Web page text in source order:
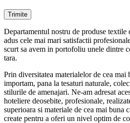
Departamentul nostru de produse textile
adus cele mai mari satisfactii
scurt sa avem in portofoliu unele dintre
tara.
Prin diversitatea materialelor de cea mai
importam, pana la tesaturi naturale,
stilurile de amenajari. Ne-am adresat
hoteliere deosebite, profesionale,
superioara si materiale de cea mai buna
create pentru a oferi un nivel optim de